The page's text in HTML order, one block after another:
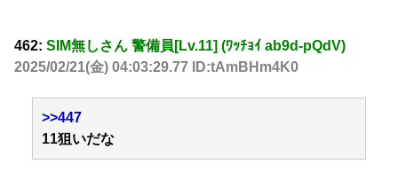
462: SIM無しさん 警備員[Lv.11] (ﾜｯﾁｮｲ ab9d-pQdV)
2025/02/21(金) 04:03:29.77 ID:tAmBHm4K0
>>447
11狙いだな